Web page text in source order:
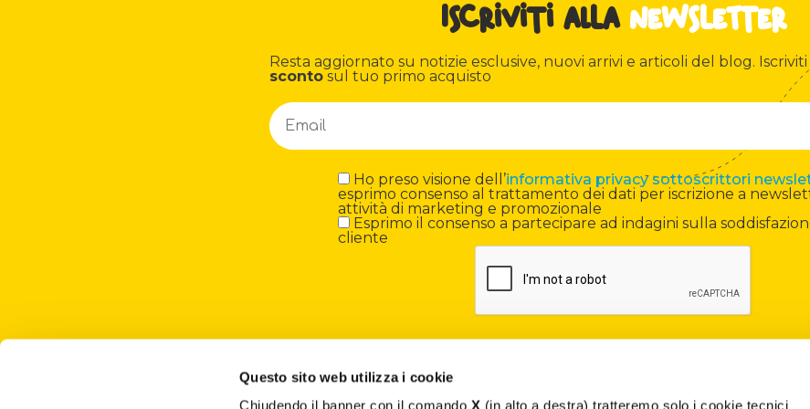
Questo sito web utilizza i cookie
Chiudendo il banner con il comando X (in alto a destra) tratteremo solo i cookie tecnici
Iscriviti alla newsletter
Resta aggiornato su notizie esclusive, nuovi arrivi e articoli del blog. Iscriviti
sconto sul tuo primo acquisto
Ho preso visione dell’informativa privacy sottoscrittori
esprimo consenso al trattamento dei dati per iscrizione a
attività di marketing e promozionale
Esprimo il consenso a partecipare ad indagini sulla
cliente